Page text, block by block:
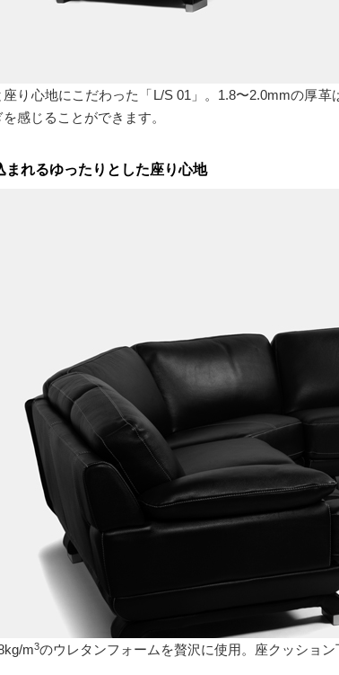
座り心地にこだわった「L/S 01」。1.8〜2.0mmの厚
感じることができます。
まれるゆったりとした座り心地
m3のウレタンフォームを贅沢に使用。座クッショ